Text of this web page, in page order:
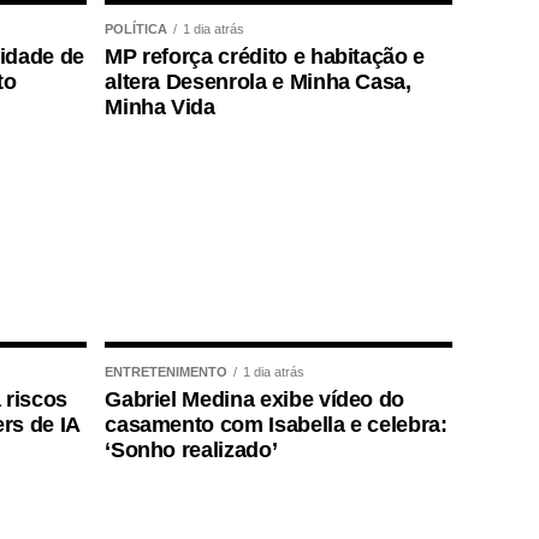
de
POLÍTICA 1 dia atrás
MP reforça crédito e habitação e
altera Desenrola e Minha Casa,
Minha Vida
riscos
de IA
ENTRETENIMENTO 1 dia atrás
Gabriel Medina exibe vídeo do
casamento com Isabella e celebra:
‘Sonho realizado’